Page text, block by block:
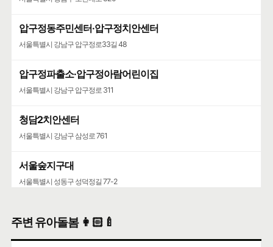
압구정동주민센터·압구정치안센터
서울특별시 강남구 압구정로33길 48
압구정파출소·압구정아람어린이집
서울특별시 강남구 압구정로 311
청담2치안센터
서울특별시 강남구 삼성로 761
서울숲지구대
서울특별시 성동구 성덕정길 77-2
서울특별시 성동구 뚝섬로 452
주변 유아돌봄 👩🏻‍🍼